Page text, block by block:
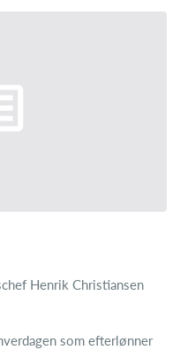
Henrik Christiansen
som efterlønner